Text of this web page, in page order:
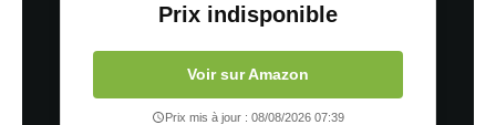
Prix indisponible
Voir sur Amazon
Prix mis à jour : 08/08/2026 07:39